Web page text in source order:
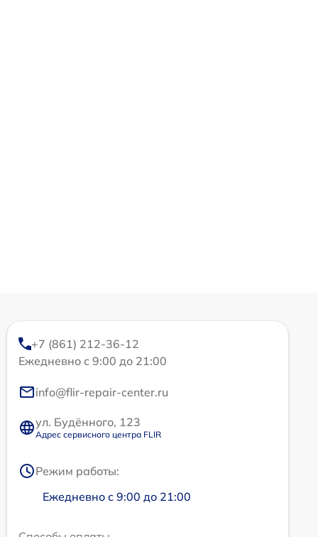
+7 (861) 212-36-12
Ежедневно с 9:00 до 21:00
info@flir-repair-center.ru
ул. Будённого, 123
Адрес сервисного центра FLIR
Режим работы:
Ежедневно с 9:00 до 21:00